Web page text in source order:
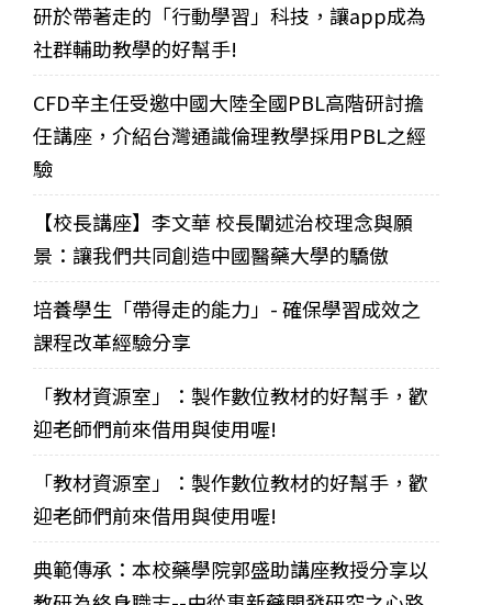
研於帶著走的「行動學習」科技，讓app成為
社群輔助教學的好幫手!
CFD辛主任受邀中國大陸全國PBL高階研討擔
任講座，介紹台灣通識倫理教學採用PBL之經
驗
【校長講座】李文華 校長闡述治校理念與願
景：讓我們共同創造中國醫藥大學的驕傲
培養學生「帶得走的能力」- 確保學習成效之
課程改革經驗分享
「教材資源室」：製作數位教材的好幫手，歡
迎老師們前來借用與使用喔!
「教材資源室」：製作數位教材的好幫手，歡
迎老師們前來借用與使用喔!
典範傳承：本校藥學院郭盛助講座教授分享以